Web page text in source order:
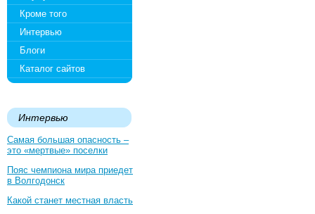
Кроме того
Интервью
Блоги
Каталог сайтов
Интервью
Самая большая опасность –
это «мертвые» поселки
Пояс чемпиона мира приедет
в Волгодонск
Какой станет местная власть